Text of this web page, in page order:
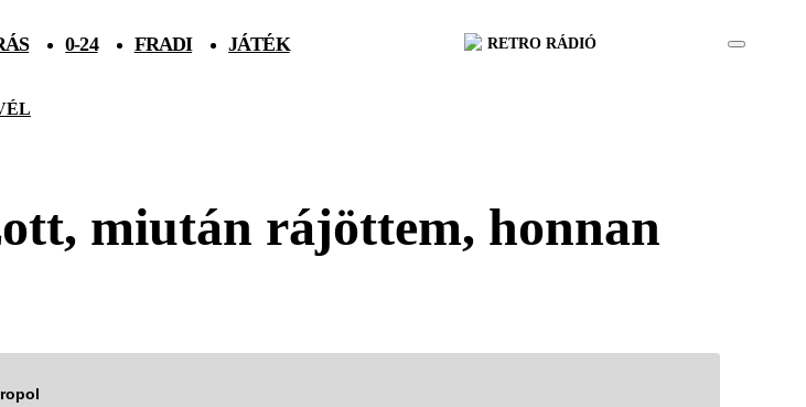
0-24 FRADI JÁTÉK RETRO RÁDIÓ
miután rájöttem, honnan